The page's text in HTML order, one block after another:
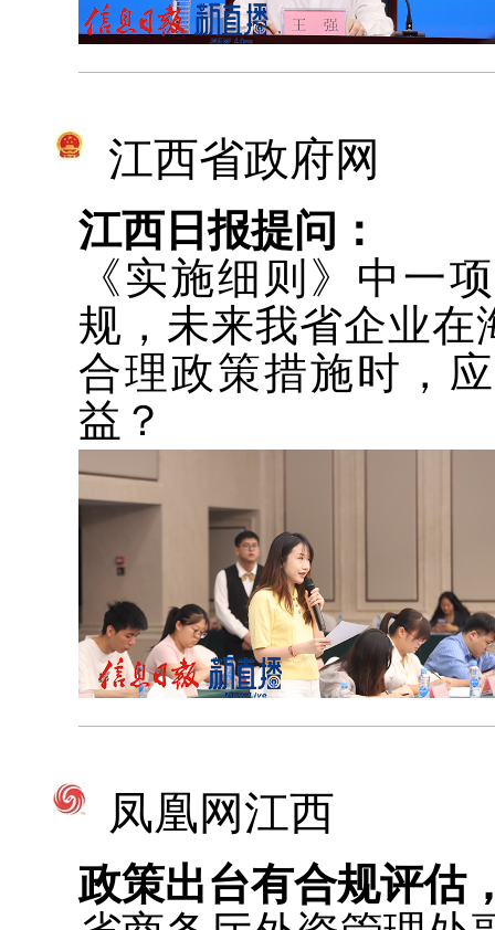
江西省政府网
江西日报提问：
《实施细则》中一
规，未来我省企业在
合理政策措施时，
益？
凤凰网江西
政策出台有合规评估